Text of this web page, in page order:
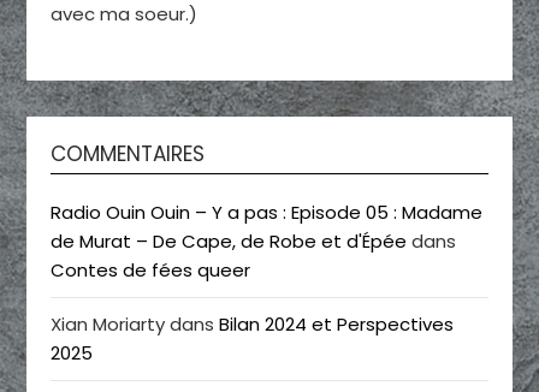
avec ma soeur.)
COMMENTAIRES
Radio Ouin Ouin – Y a pas : Episode 05 : Madame
de Murat – De Cape, de Robe et d'Épée dans
Contes de fées queer
Xian MoriartydansBilan 2024 et Perspectives
2025